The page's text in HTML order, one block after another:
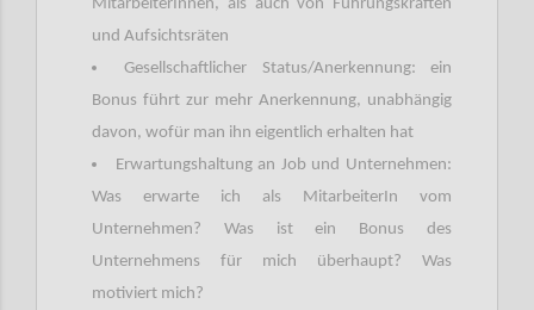
MitarbeiterInnen, als auch von Führungskräften
und Aufsichtsräten
Gesellschaftlicher Status/Anerkennung: ein
Bonus führt zur mehr Anerkennung, unabhängig
davon, wofür man ihn eigentlich erhalten hat
Erwartungshaltung an Job und Unternehmen:
Was erwarte ich als MitarbeiterIn vom
Unternehmen? Was ist ein Bonus des
Unternehmens für mich überhaupt? Was
motiviert mich?